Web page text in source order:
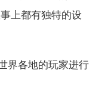
上都有独特的设
界各地的玩家进行